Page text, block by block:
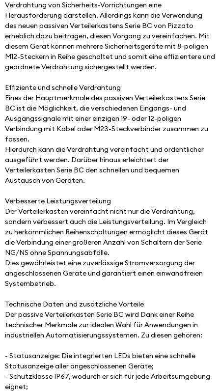
Verdrahtung von Sicherheits-Vorrichtungen eine
Herausforderung darstellen. Allerdings kann die Verwendung
des neuen passiven Verteilerkastens Serie BC von Pizzato
erheblich dazu beitragen, diesen Vorgang zu vereinfachen. Mit
diesem Gerät können mehrere Sicherheitsgeräte mit 8-poligen
M12-Steckern in Reihe geschaltet und somit eine effizientere und
geordnete Verdrahtung sichergestellt werden.
Effiziente und schnelle Verdrahtung
Eines der Hauptmerkmale des passiven Verteilerkastens Serie
BC ist die Möglichkeit, die verschiedenen Eingangs- und
Ausgangssignale mit einer einzigen 19- oder 12-poligen
Verbindung mit Kabel oder M23-Steckverbinder zusammen zu
fassen.
Hierdurch kann die Verdrahtung vereinfacht und ordentlicher
ausgeführt werden. Darüber hinaus erleichtert der
Verteilerkasten Serie BC den schnellen und bequemen
Austausch von Geräten.
Verbesserte Leistungsverteilung
Der Verteilerkasten vereinfacht nicht nur die Verdrahtung,
sondern verbessert auch die Leistungsverteilung. Im Vergleich
zu herkömmlichen Reihenschaltungen ermöglicht dieses Gerät
die Verbindung einer größeren Anzahl von Schaltern der Serie
NG/NS ohne Spannungsabfälle.
Dies gewährleistet eine zuverlässige Stromversorgung der
angeschlossenen Geräte und garantiert einen einwandfreien
Systembetrieb.
Technische Daten und zusätzliche Vorteile
Der passive Verteilerkasten Serie BC wird Dank einer Reihe
technischer Merkmale zur idealen Wahl für Anwendungen in
industriellen Automatisierungssystemen. Zu diesen gehören:
- Statusanzeige: Die integrierten LEDs bieten eine schnelle
Statusanzeige aller angeschlossenen Geräte;
- Schutzklasse IP67, wodurch er sich für jede Arbeitsumgebung
eignet;